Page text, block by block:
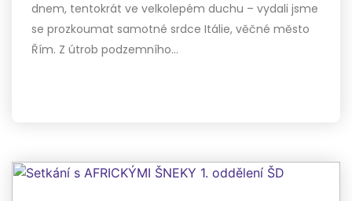
dnem, tentokrát ve velkolepém duchu – vydali jsme
se prozkoumat samotné srdce Itálie, věčné město
Řím. Z útrob podzemního…